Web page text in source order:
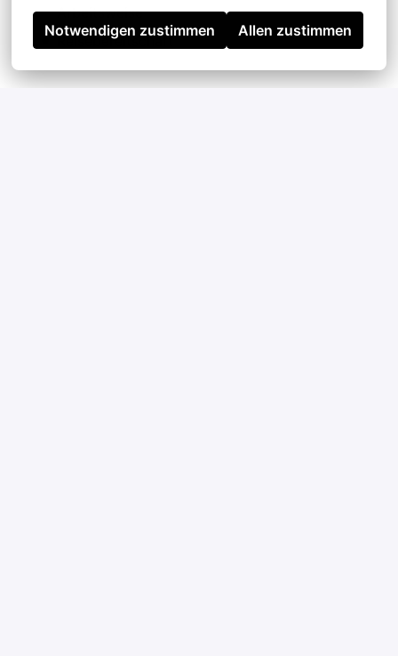
Notwendigen zustimmen Allen zustimmen
Arbeitsweise
Reisebereitschaft